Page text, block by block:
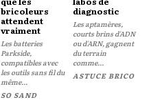
bricoleurs
attendent
vraiment
Les batteries
Parkside,
compatibles avec
les outils sans fil du
même...
SO SAND
diagnostic
Les aptamères,
courts brins d'ADN
ou d'ARN, gagnent
du terrain
comme...
ASTUCE BRICO